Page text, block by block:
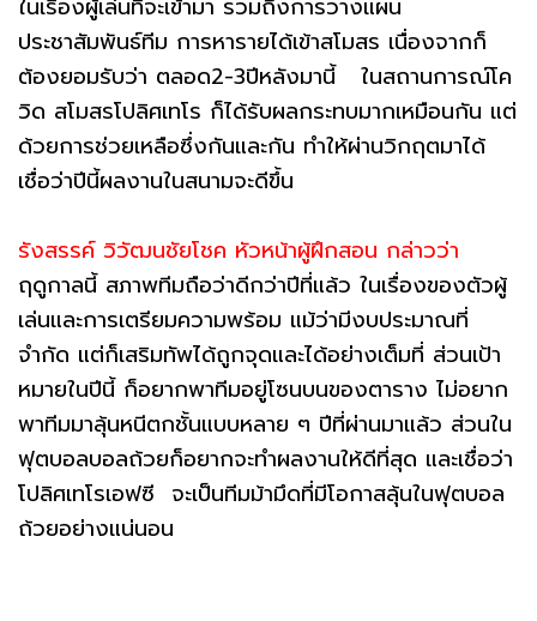
ในเรื่องผู้เล่นที่จะเข้ามา รวมถึงการวางแผน
ประชาสัมพันธ์ทีม การหารายได้เข้าสโมสร เนื่องจากก็
ต้องยอมรับว่า ตลอด2-3ปีหลังมานี้ ในสถานการณ์โค
วิด สโมสรโปลิศเทโร ก็ได้รับผลกระทบมากเหมือนกัน แต่
ด้วยการช่วยเหลือซึ่งกันและกัน ทำให้ผ่านวิกฤตมาได้
เชื่อว่าปีนี้ผลงานในสนามจะดีขึ้น
รังสรรค์ วิวัฒนชัยโชค หัวหน้าผู้ฝึกสอน กล่าวว่า
ฤดูกาลนี้ สภาพทีมถือว่าดีกว่าปีที่แล้ว ในเรื่องของตัวผู้
เล่นและการเตรียมความพร้อม แม้ว่ามีงบประมาณที่
จำกัด แต่ก็เสริมทัพได้ถูกจุดและได้อย่างเต็มที่ ส่วนเป้า
หมายในปีนี้ ก็อยากพาทีมอยู่โซนบนของตาราง ไม่อยาก
พาทีมมาลุ้นหนีตกชั้นแบบหลาย ๆ ปีที่ผ่านมาแล้ว ส่วนใน
ฟุตบอลบอลถ้วยก็อยากจะทำผลงานให้ดีที่สุด และเชื่อว่า
โปลิศเทโรเอฟซี จะเป็นทีมม้ามึดที่มีโอกาสลุ้นในฟุตบอล
ถ้วยอย่างแน่นอน